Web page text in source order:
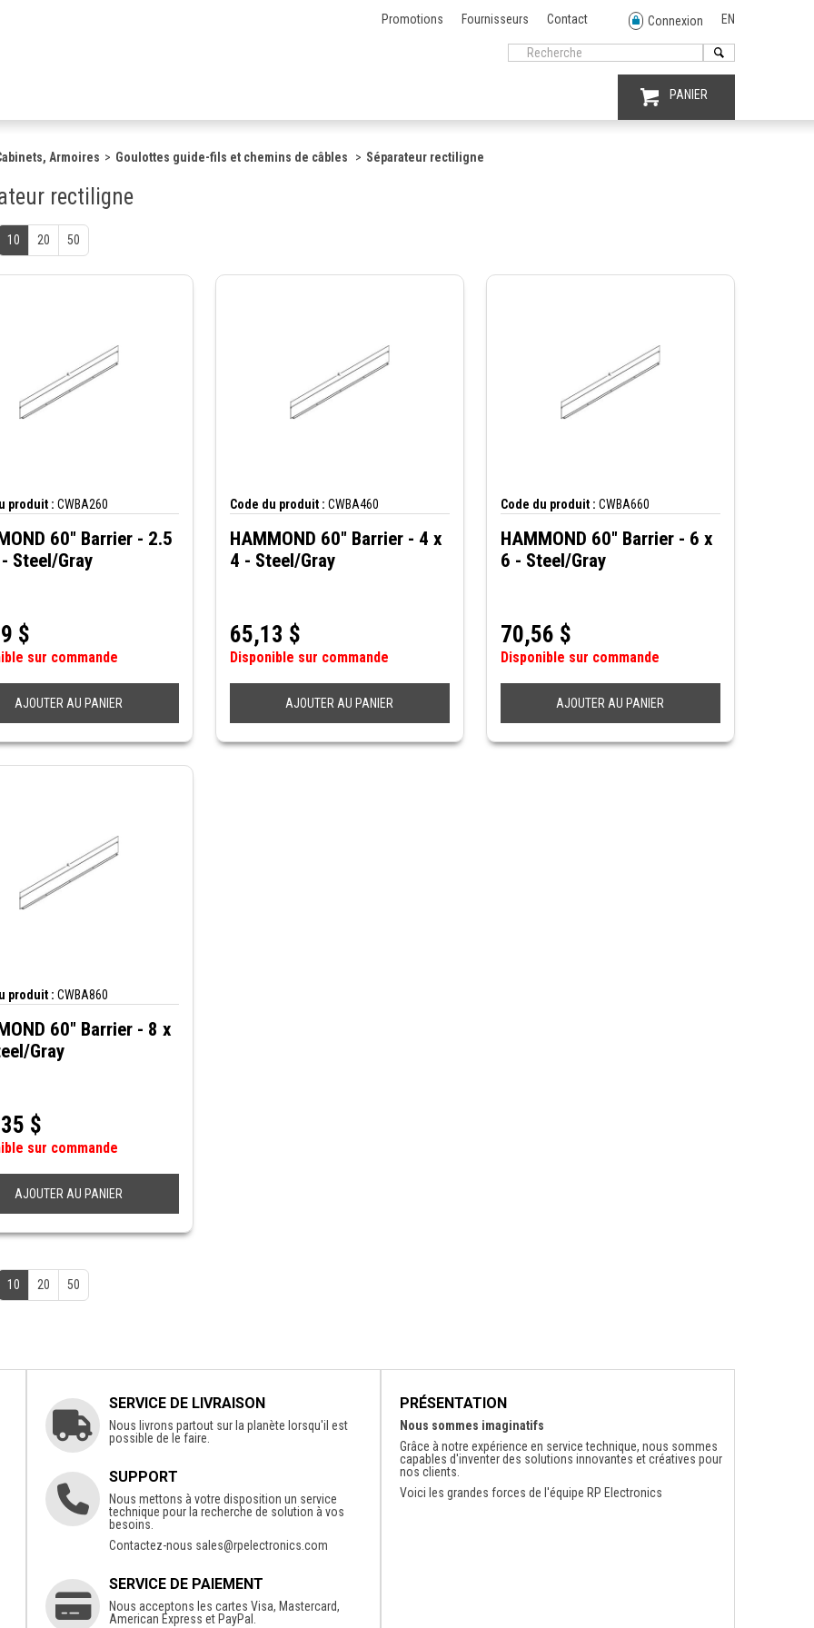
Promotions Fournisseurs Contact Connexion EN
PANIER
Armoires Goulottes guide-fils et chemins de câbles Séparateur rectiligne
rectiligne
10 20 50
produit : CWBA260
60" Barrier - 2.5
Steel/Gray
$
sur commande
AJOUTER AU PANIER
Code du produit : CWBA460
HAMMOND 60" Barrier - 4 x
4 - Steel/Gray
65,13 $
Disponible sur commande
AJOUTER AU PANIER
Code du produit : CWBA660
HAMMOND 60" Barrier - 6 x
6 - Steel/Gray
70,56 $
Disponible sur commande
AJOUTER AU PANIER
produit : CWBA860
60" Barrier - 8 x
Gray
$
sur commande
AJOUTER AU PANIER
10 20 50
SERVICE DE LIVRAISON
Nous livrons partout sur la planète lorsqu'il est
possible de le faire.
SUPPORT
Nous mettons à votre disposition un service
technique pour la recherche de solution à vos
besoins.
Contactez-nous sales@rpelectronics.com
SERVICE DE PAIEMENT
Nous acceptons les cartes Visa, Mastercard,
American Express et PayPal.
PRÉSENTATION
Nous sommes imaginatifs
Grâce à notre expérience en service technique, nous sommes
capables d'inventer des solutions innovantes et créatives pour
nos clients.
Voici les grandes forces de l'équipe RP Electronics